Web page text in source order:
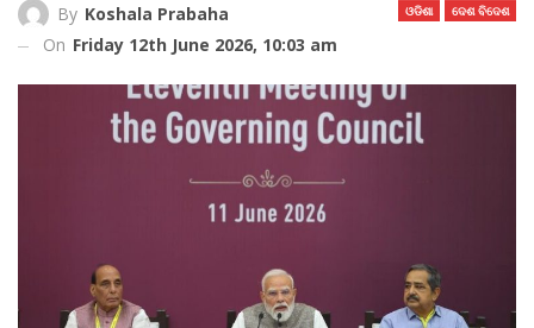
ଓଡିଶା ଦେଶ ବିଦେଶ
By Koshala Prabaha
On Friday 12th June 2026, 10:03 am